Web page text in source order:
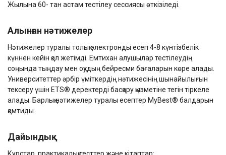
Жылына 60- тан астам тестілеу сессиясы өткізіледі.
Алынған нәтижелер
Нәтижелер туралы толық электронды есеп 4-8 күнтізбелік
күннен кейін қол жетімді. Емтихан алушылар тестілеудің
соңында тыңдау мен оқудың бейресми бағаларын көре алады.
Университеттер әрбір үміткердің нәтижесінің шынайылығын
тексеру үшін ETS® деректерді басқару қызметіне тегін тіркеле
алады. Барлық нәтижелер туралы есептер MyBest® балдарын
қамтиды.
Дайындық